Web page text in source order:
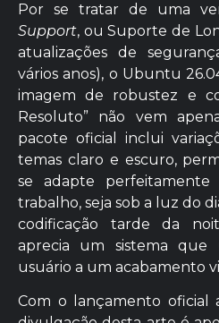
Por se tratar de uma
Support, ou Suporte de
atualizações de
vários anos), o Ubuntu
imagem de robustez e
Resoluto” não vem
pacote oficial inclui
temas claro e escuro,
se adapte
trabalho, seja sob a luz do
codificação tarde da
aprecia um sistema
usuário a um acabamento
Com o lançamento oficial